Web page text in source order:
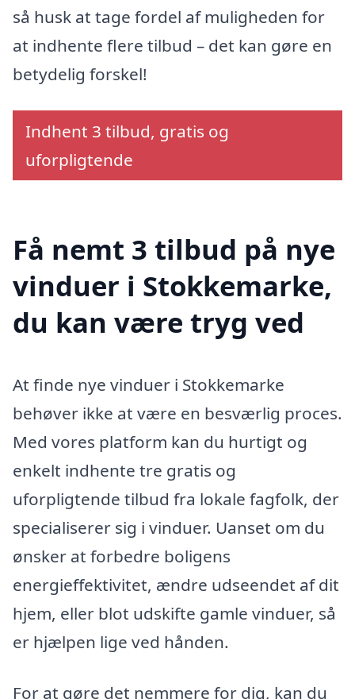
så husk at tage fordel af muligheden for
at indhente flere tilbud – det kan gøre en
betydelig forskel!
Indhent 3 tilbud, gratis og
uforpligtende
Få nemt 3 tilbud på nye
vinduer i Stokkemarke,
du kan være tryg ved
At finde nye vinduer i Stokkemarke
behøver ikke at være en besværlig proces.
Med vores platform kan du hurtigt og
enkelt indhente tre gratis og
uforpligtende tilbud fra lokale fagfolk, der
specialiserer sig i vinduer. Uanset om du
ønsker at forbedre boligens
energieffektivitet, ændre udseendet af dit
hjem, eller blot udskifte gamle vinduer, så
er hjælpen lige ved hånden.
For at gøre det nemmere for dig, kan du